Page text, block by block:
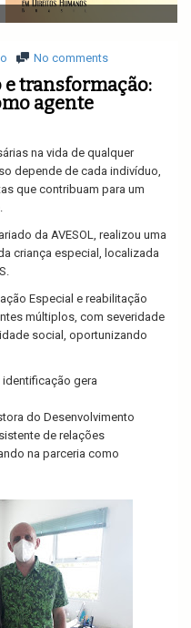
No comments
transformação:
agente
na vida de qualquer
depende de cada indivíduo,
que contribuam para um
da AVESOL, realizou uma
criança especial, localizada
Especial e reabilitação
múltiplos, com severidade
social, oportunizando
gera
do Desenvolvimento
de relações
na parceria como